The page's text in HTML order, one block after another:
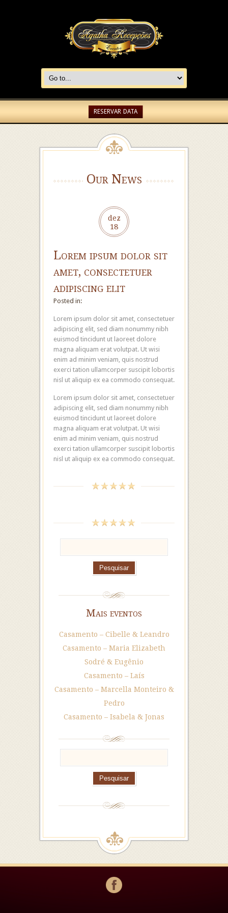
RESERVAR DATA
Our News
dez
18
Lorem ipsum dolor sit
amet, consectetuer
adipiscing elit
Posted in:
Lorem ipsum dolor sit amet, consectetuer
adipiscing elit, sed diam nonummy nibh
euismod tincidunt ut laoreet dolore
magna aliquam erat volutpat. Ut wisi
enim ad minim veniam, quis nostrud
exerci tation ullamcorper suscipit lobortis
nisl ut aliquip ex ea commodo consequat.
Lorem ipsum dolor sit amet, consectetuer
adipiscing elit, sed diam nonummy nibh
euismod tincidunt ut laoreet dolore
magna aliquam erat volutpat. Ut wisi
enim ad minim veniam, quis nostrud
exerci tation ullamcorper suscipit lobortis
nisl ut aliquip ex ea commodo consequat.
Mais eventos
Casamento – Cibelle & Leandro
Casamento – Maria Elizabeth
Sodré & Eugênio
Casamento – Laís
Casamento – Marcella Monteiro &
Pedro
Casamento – Isabela & Jonas